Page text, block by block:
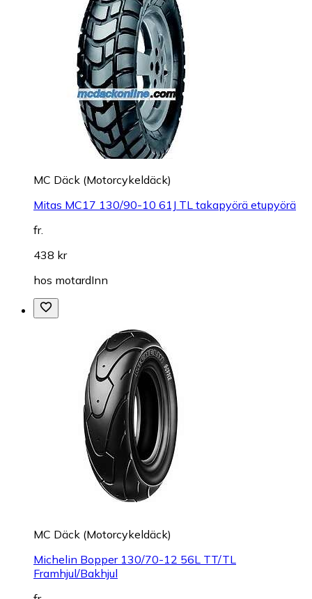
MC Däck (Motorcykeldäck)
Mitas MC17 130/90-10 61J TL takapyörä etupyörä
fr.
438 kr
hos motardInn
MC Däck (Motorcykeldäck)
Michelin Bopper 130/70-12 56L TT/TL
Framhjul/Bakhjul